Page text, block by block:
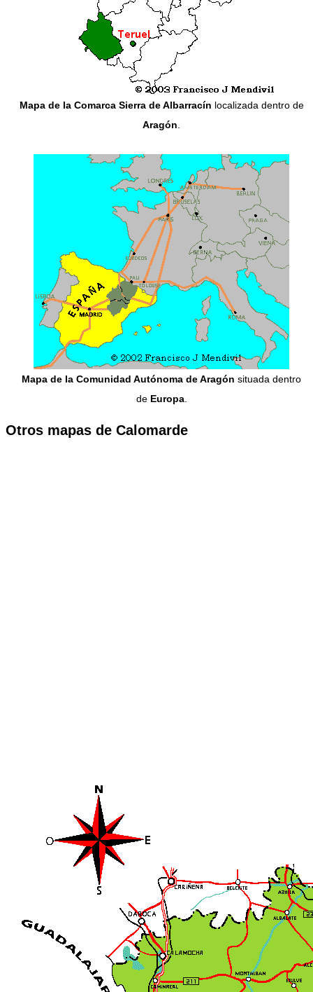
Mapa de la Comarca Sierra de Albarracín localizada dentro de
Aragón
Mapa de la Comunidad Autónoma de Aragón situada dentro
de Europa.
Otros mapas de Calomarde